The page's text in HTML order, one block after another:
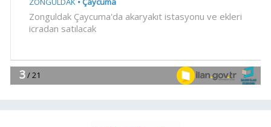
22:38Başkan Vekili Şahin Biba: